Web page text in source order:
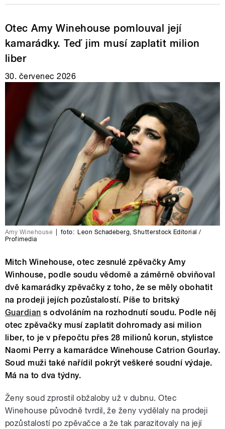
Otec Amy Winehouse pomlouval její
kamarádky. Teď jim musí zaplatit milion
liber
30. červenec 2026
Amy Winehouse foto: Leon Schadeberg,Shutterstock Editorial /
Profimedia
Mitch Winehouse, otec zesnulé zpěvačky Amy
Winhouse, podle soudu vědomě a záměrně obviňoval
dvě kamarádky zpěvačky z toho, že se měly obohatit
na prodeji jejích pozůstalostí. Píše to britský
Guardian s odvoláním na rozhodnutí soudu. Podle něj
otec zpěvačky musí zaplatit dohromady asi milion
liber, to je v přepočtu přes 28 milionů korun, stylistce
Naomi Perry a kamarádce Winehouse Catrion Gourlay.
Soud muži také nařídil pokrýt veškeré soudní výdaje.
Má na to dva týdny.
Ženy soud zprostil obžaloby už v dubnu. Otec
Winehouse původně tvrdil, že ženy vydělaly na prodeji
pozůstalostí po zpěvačce a že tak parazitovaly na její